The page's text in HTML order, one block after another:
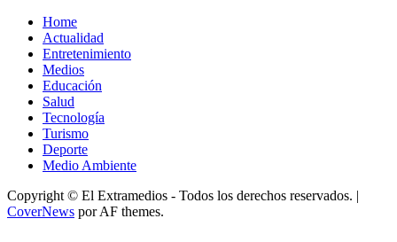
Home
Actualidad
Entretenimiento
Medios
Educación
Salud
Tecnología
Turismo
Deporte
Medio Ambiente
Copyright © El Extramedios - Todos los derechos reservados. |
CoverNews por AF themes.